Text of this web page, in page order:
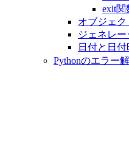
exit関
オブジェ
ジェネレー
日付と日
Pythonのエラー